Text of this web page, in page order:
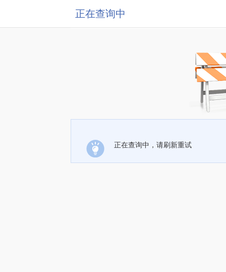
正在查询中
正在查询中，请刷新重试